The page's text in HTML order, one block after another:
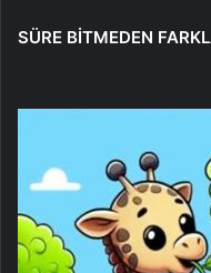
SÜRE BİTMEDEN